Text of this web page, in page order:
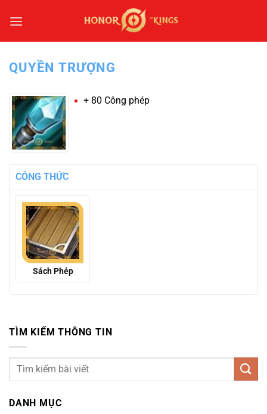
qua
QUYỀN TRƯỢNG
+ 80 Công phép
CÔNG THỨC
Sách Phép
TÌM KIẾM THÔNG TIN
DANH MỤC